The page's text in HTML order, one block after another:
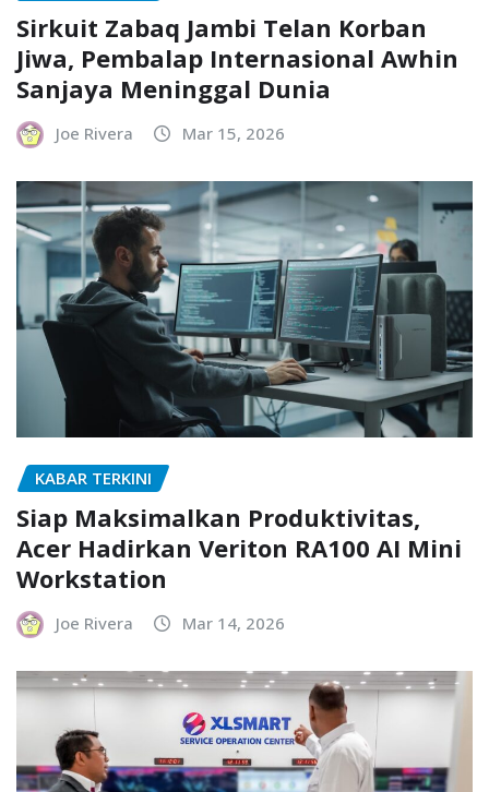
Sirkuit Zabaq Jambi Telan Korban
Jiwa, Pembalap Internasional Awhin
Sanjaya Meninggal Dunia
Joe Rivera Mar 15, 2026
KABAR TERKINI
Siap Maksimalkan Produktivitas,
Acer Hadirkan Veriton RA100 AI Mini
Workstation
Joe Rivera Mar 14, 2026